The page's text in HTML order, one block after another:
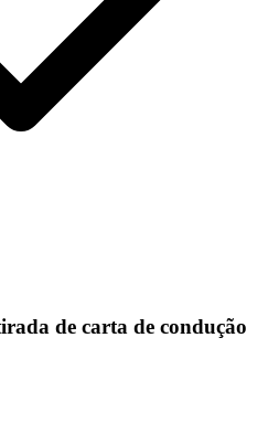
de carta de condução